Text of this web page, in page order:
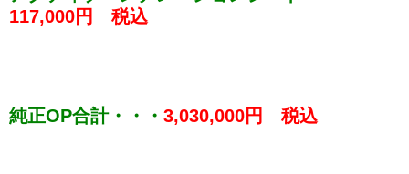
117,000円 税込
純正OP合計・・・ 3,030,000円 税込